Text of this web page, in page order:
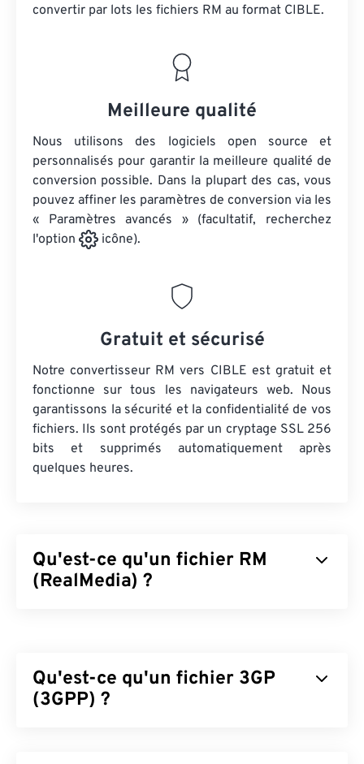
convertir par lots les fichiers RM au format CIBLE.
Meilleure qualité
Nous utilisons des logiciels open source et
personnalisés pour garantir la meilleure qualité de
conversion possible. Dans la plupart des cas, vous
pouvez affiner les paramètres de conversion via les
« Paramètres avancés » (facultatif, recherchez
l'option
icône).
Gratuit et sécurisé
Notre convertisseur RM vers CIBLE est gratuit et
fonctionne sur tous les navigateurs web. Nous
garantissons la sécurité et la confidentialité de vos
fichiers. Ils sont protégés par un cryptage SSL 256
bits et supprimés automatiquement après
quelques heures.
Qu'est-ce qu'un fichier RM
(RealMedia) ?
contenu sur Internet. RM compresse la vidéo avec
un codec RealVideo et l'audio avec un codec
Qu'est-ce qu'un fichier 3GP
(3GPP) ?